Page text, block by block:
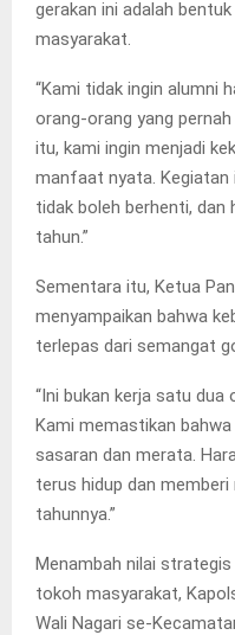
gerakan ini adalah
masyarakat.
“Kami tidak ingin alumni
orang-orang yang
itu, kami ingin menjadi
manfaat nyata. Kegiatan
tidak boleh berhenti,
tahun.”
Sementara itu, Ketua
menyampaikan bahwa
terlepas dari semangat
“Ini bukan kerja satu dua
Kami memastikan
sasaran dan merata.
terus hidup dan
tahunnya.”
Menambah nilai
tokoh masyarakat,
Wali Nagari se-